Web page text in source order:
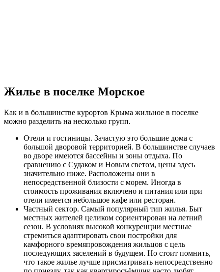
Жилье в поселке Морское
Как и в большинстве курортов Крыма жильное в поселке
можно разделить на несколько групп.
Отели и гостиницы. Зачастую это большие дома с
большой дворовой территорией. В большинстве случаев
во дворе имеются бассейны и зоны отдыха. По
сравнению с Судаком и Новым светом, цены здесь
значительно ниже. Расположены они в
непосредственной близости с морем. Иногда в
стоимость проживания включено и питания или при
отели имеется небольшое кафе или ресторан.
Частный сектор. Самый популярный тип жилья. Быт
местных жителей целиком сориентирован на летний
сезон. В условиях высокой конкуренции местные
стремиться адаптировать свои постройки для
камфорного времяпровождения жильцов с цель
последующих заселений в будущем. Но стоит помнить,
что такое жилье лучше присматривать непосредственно